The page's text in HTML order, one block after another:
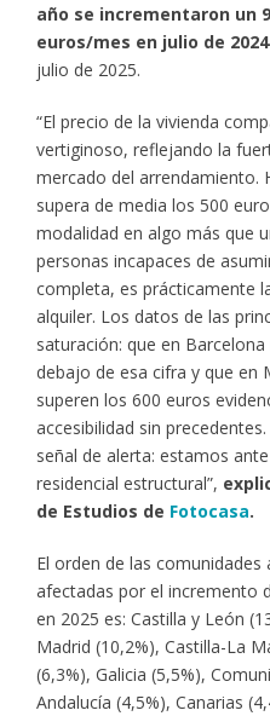
año se incrementaron un
euros/mes en julio de
julio de 2025.
“El precio de la vivienda
vertiginoso, reflejando la
mercado del arrendamiento.
supera de media los 500
modalidad en algo más que
personas incapaces de
completa, es prácticamente
alquiler. Los datos de las
saturación: que en
debajo de esa cifra y que en
superen los 600 euros
accesibilidad sin
señal de alerta: estamos
residencial estructural”,
de Estudios de Fotocasa.
El orden de las
afectadas por el incremento
en 2025 es: Castilla y León
Madrid (10,2%), Castilla-La
(6,3%), Galicia (5,5%),
Andalucía (4,5%), Canarias